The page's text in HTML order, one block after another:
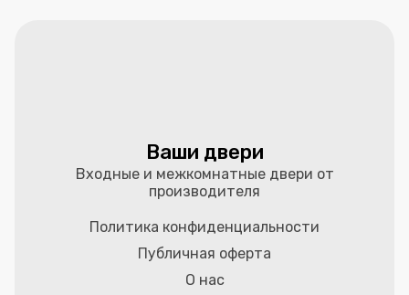
Ваши двери
Входные и межкомнатные двери от
производителя
Политика конфиденциальности
Публичная оферта
О нас